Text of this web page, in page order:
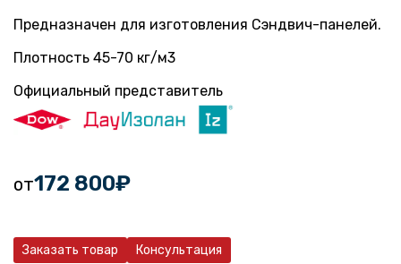
Предназначен для изготовления Сэндвич-панелей.
Плотность 45-70 кг/м3
Официальный представитель
от172 800₽
Заказать товар Консультация